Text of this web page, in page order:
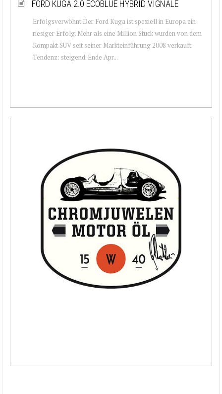
FORD KUGA 2.0 ECOBLUE HYBRID VIGNALE
Erfolgsverwöhnt Der Ford Kuga ist speziell in Europa ein
riesiger Erfolg. Mehr als eine Million Stück wurden von dem
Kompakt SUV seit seiner Markteinführung 2008 verkauft.
Tendenz: steigend. Ende Apr...